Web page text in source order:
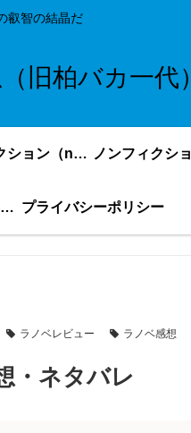
叡智の結晶だ
旧柏バカ一代）
ノンフィクション（nonfiction）更新順
ライトノベル・漫画の感想・ネタバレまとめ｜こもの読書感想 プライバシーポリシー
ラノベレビュー ラノベ感想
・ネタバレ